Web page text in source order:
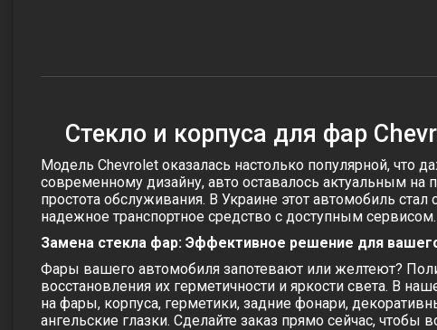
Стекло и корпуса для фар
Модель Chevrolet оказалась настолько популярной, что
современному дизайну, авто оставалось актуальным на
простота обслуживания. В Украине этот автомобиль
надежное транспортное средство с доступным сервисом.
Замена стекла фар: Эффективное решение для
Фары вашего автомобиля запотевают или желтеют?
восстановления их герметичности и яркости света. В
на фары, корпуса, герметики, задние фонари,
ангельские глазки. Сделайте заказ прямо сейчас,